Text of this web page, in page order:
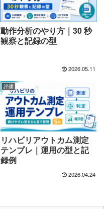
動作分析のやり方｜30 秒
観察と記録の型
2026.05.11
評価
リハビリアウトカム測定
テンプレ｜運用の型と記
録例
2026.04.24